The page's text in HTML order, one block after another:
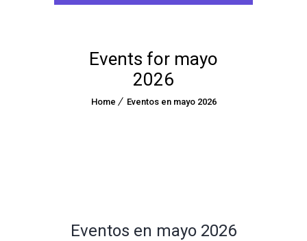
Events for mayo
2026
Home Eventos en mayo 2026
Eventos en mayo 2026